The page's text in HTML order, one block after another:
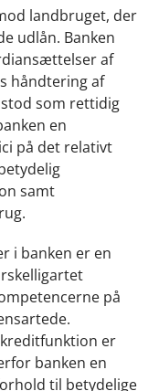
landbruget, der
udlån. Banken
af
håndtering af
som rettidig
en
på det relativt
samt
i banken er en
på
er
banken en
til betydelige